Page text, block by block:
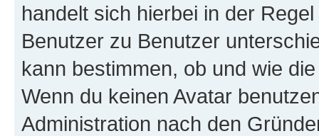
handelt sich hierbei in der
Benutzer zu Benutzer
kann bestimmen, ob und wie
Wenn du keinen Avatar
Administration nach den